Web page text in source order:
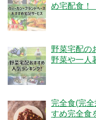
め宅配食！
野菜宅配の
野菜や一人
完全食(完
すめ完全食